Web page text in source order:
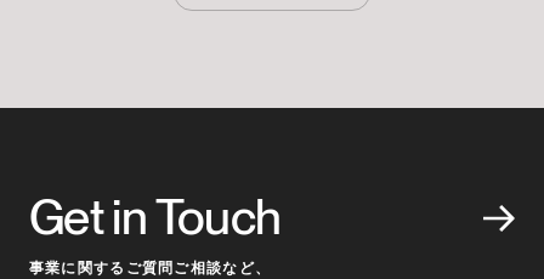
Get in Touch
事業に関するご質問ご相談など、